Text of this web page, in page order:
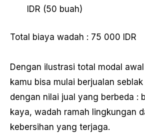
IDR (50 buah)
Total biaya wadah : 75 000 IDR
Dengan ilustrasi total modal
kamu bisa mulai berjualan
dengan nilai jual yang berbeda :
kaya, wadah ramah lingkungan
kebersihan yang terjaga.